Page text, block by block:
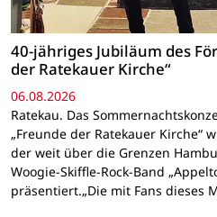
40-jähriges Jubiläum des
der Ratekauer Kirche“
06.08.2026
Ratekau. Das
„Freunde der Ratekauer Kirche“
der weit über die Grenzen
Woogie-Skiffle-Rock-Band
präsentiert.„Die mit Fans dieses